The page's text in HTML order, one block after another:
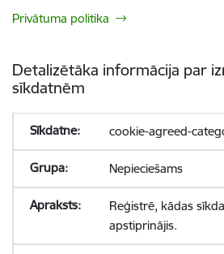
Privātuma politika
Detalizētāka informācija par
sīkdatnēm
cookie-agreed-
Nepieciešams
Reģistrē, kādas
apstiprinājis.